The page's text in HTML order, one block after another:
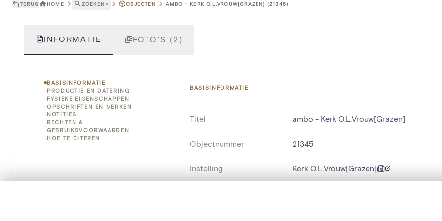
TERUG HOME ZOEKEN ˅ OBJECTEN AMBO - KERK O.L.VROUW[GRAZEN] (21345)
INFORMATIE FOTO'S (2)
BASISINFORMATIE
PRODUCTIE EN DATERING
FYSIEKE EIGENSCHAPPEN
OPSCHRIFTEN EN MERKEN
NOTITIES
RECHTEN &
GEBRUIKSVOORWAARDEN
HOE TE CITEREN
BASISINFORMATIE
Titel ambo - Kerk O.L.Vrouw[Grazen]
Objectnummer 21345
Instelling Kerk O.L.Vrouw[Grazen]